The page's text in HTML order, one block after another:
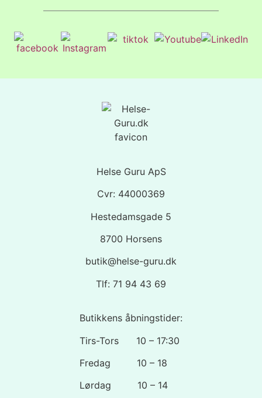
Helse Guru ApS
Cvr: 44000369
Hestedamsgade 5
8700 Horsens
butik@helse-guru.dk
Tlf: 71 94 43 69
Butikkens åbningstider:
Tirs-Tors 10 – 17:30
Fredag 10 – 18
Lørdag 10 – 14